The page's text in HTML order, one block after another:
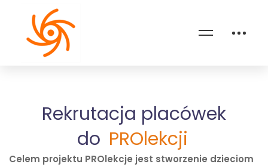
Rekrutacja placówek
do PROlekcji
Celem projektu PROlekcje jest stworzenie dzieciom